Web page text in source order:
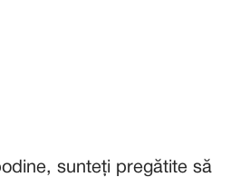
sunteți pregătite să